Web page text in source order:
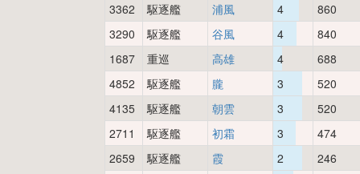
3362
駆逐艦 浦風 4
860
3290
駆逐艦 谷風 4
840
1687
重巡 高雄 4
688
4852
駆逐艦 朧 3
520
4135
駆逐艦 朝雲 3
520
2711
駆逐艦 初霜 3
474
2659
駆逐艦 霞 2
246